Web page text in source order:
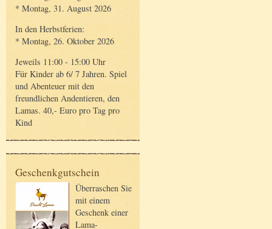
* Montag, 31. August 2026
In den Herbstferien:
* Montag, 26. Oktober 2026
Jeweils 11:00 - 15:00 Uhr
Für Kinder ab 6/ 7 Jahren. Spiel
und Abenteuer mit den
freundlichen Andentieren, den
Lamas. 40,- Euro pro Tag pro
Kind
Geschenkgutschein
Überraschen Sie
mit einem
Geschenk einer
Lama-